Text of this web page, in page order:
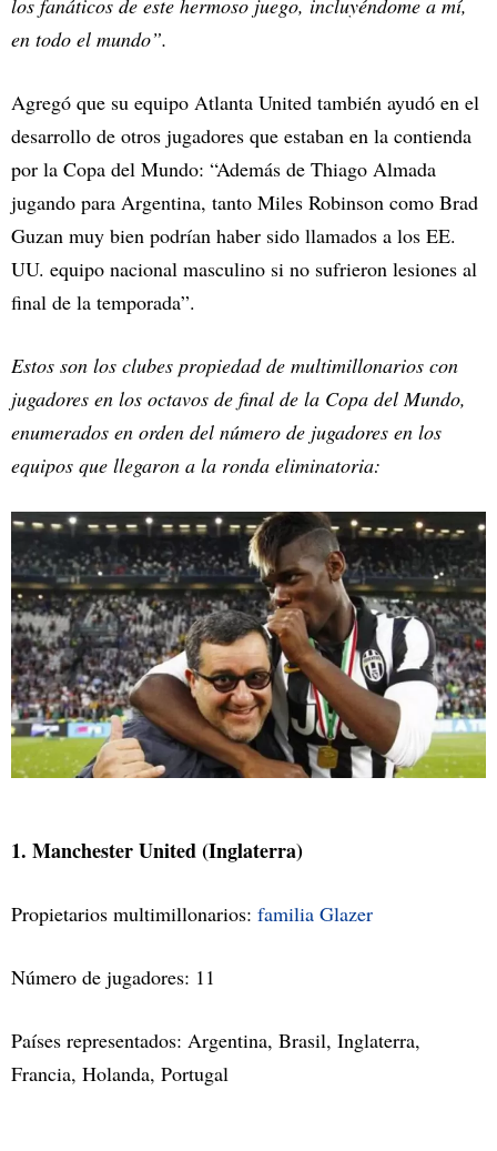
en todo el mundo”.
Agregó que su equipo Atlanta United también ayudó en el
desarrollo de otros jugadores que estaban en la contienda
por la Copa del Mundo: “Además de Thiago Almada
jugando para Argentina, tanto Miles Robinson como Brad
Guzan muy bien podrían haber sido llamados a los EE.
UU. equipo nacional masculino si no sufrieron lesiones al
final de la temporada”.
Estos son los clubes propiedad de multimillonarios con
jugadores en los octavos de final de la Copa del Mundo,
enumerados en orden del número de jugadores en los
equipos que llegaron a la ronda eliminatoria:
1. Manchester United (Inglaterra)
Propietarios multimillonarios: familia Glazer
Número de jugadores: 11
Países representados: Argentina, Brasil, Inglaterra,
Francia, Holanda, Portugal